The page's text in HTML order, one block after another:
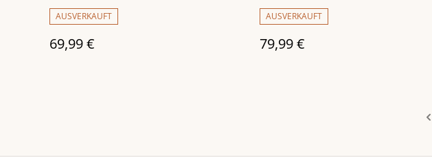
AUSVERKAUFT
69,99 €
Garden
AUSVERKAUFT
79,99 €